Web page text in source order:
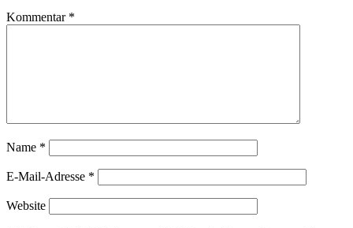
Kommentar *
Name *
E-Mail-Adresse *
Website